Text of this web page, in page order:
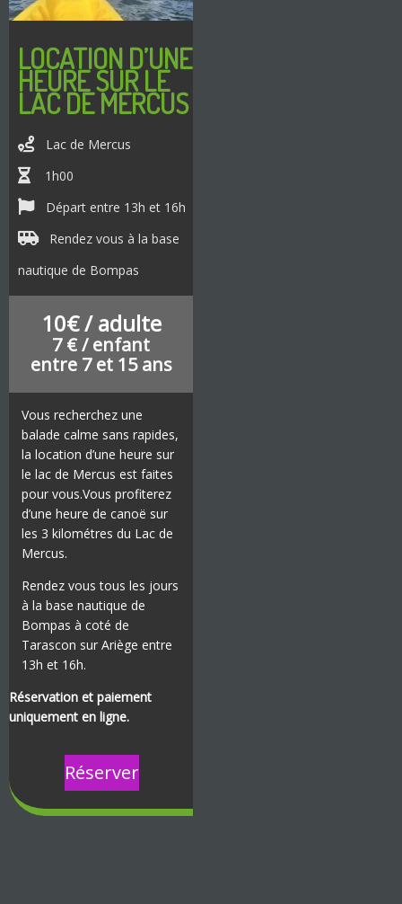
LOCATION D’UNE
HEURE SUR LE
LAC DE MERCUS
Lac de Mercus
1h00
Départ entre 13h et 16h
Rendez vous à la base
nautique de Bompas
10€ / adulte
7 € / enfant
entre 7 et 15 ans
Vous recherchez une
balade calme sans rapides,
la location d’une heure sur
le lac de Mercus est faites
pour vous.Vous profiterez
d’une heure de canoë sur
les 3 kilométres du Lac de
Mercus.
Rendez vous tous les jours
à la base nautique de
Bompas à coté de
Tarascon sur Ariège entre
13h et 16h.
Réservation et paiement
uniquement en ligne.
Réserver